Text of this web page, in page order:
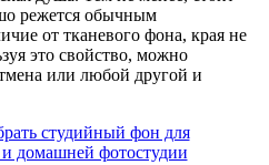
режется обычным
от тканевого фона, края не
это свойство, можно
или любой другой и
студийный фон для
домашней фотостудии